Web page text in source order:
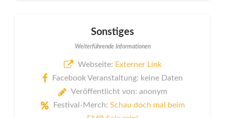
Sonstiges
Weiterführende Informationen
Webseite: Externer Link
Facebook Veranstaltung: keine Daten
Veröffentlicht von: anonym
Festival-Merch: Schau doch mal beim